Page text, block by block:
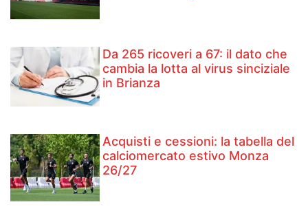
Da 265 ricoveri a 67: il dato che
cambia la lotta al virus sinciziale
in Brianza
Acquisti e cessioni: la tabella del
calciomercato estivo Monza
26/27